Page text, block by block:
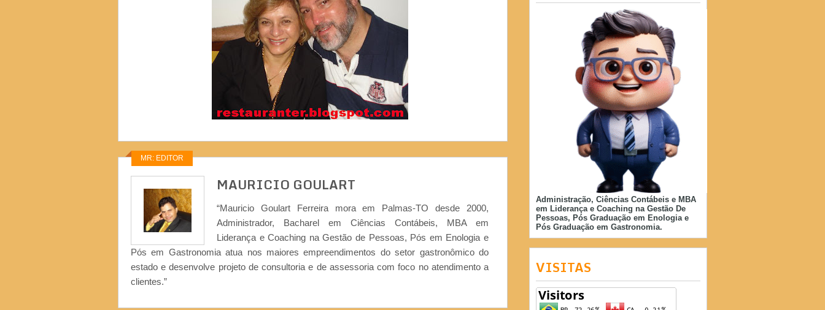
MR: EDITOR
MAURICIO GOULART
“Mauricio Goulart Ferreira mora em Palmas-TO desde 2000,
Administrador, Bacharel em Ciências Contábeis, MBA em
Liderança e Coaching na Gestão de Pessoas, Pós em Enologia e
Pós em Gastronomia atua nos maiores empreendimentos do setor gastronômico do
estado e desenvolve projeto de consultoria e de assessoria com foco no atendimento a
clientes.”
Administração, Ciências Contábeis e MBA
em Liderança e Coaching na Gestão De
Pessoas, Pós Graduação em Enologia e
Pós Graduação em Gastronomia.
VISITAS